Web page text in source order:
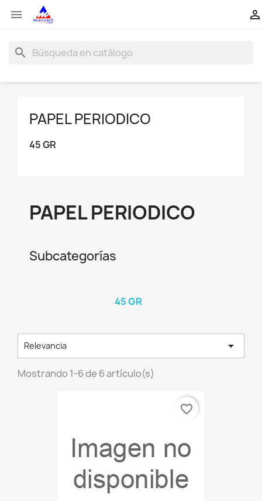
 
search
PAPEL PERIODICO
45 GR
PAPEL PERIODICO
Subcategorías
45 GR
Relevancia 
Mostrando 1-6 de 6 artículo(s)
favorite_border